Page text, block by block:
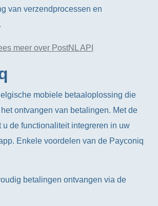
van verzendprocessen en
meer over PostNL API
mobiele betaaloplossing die
ontvangen van betalingen. Met de
u de functionaliteit integreren in uw
Enkele voordelen van de Payconiq
betalingen ontvangen via de